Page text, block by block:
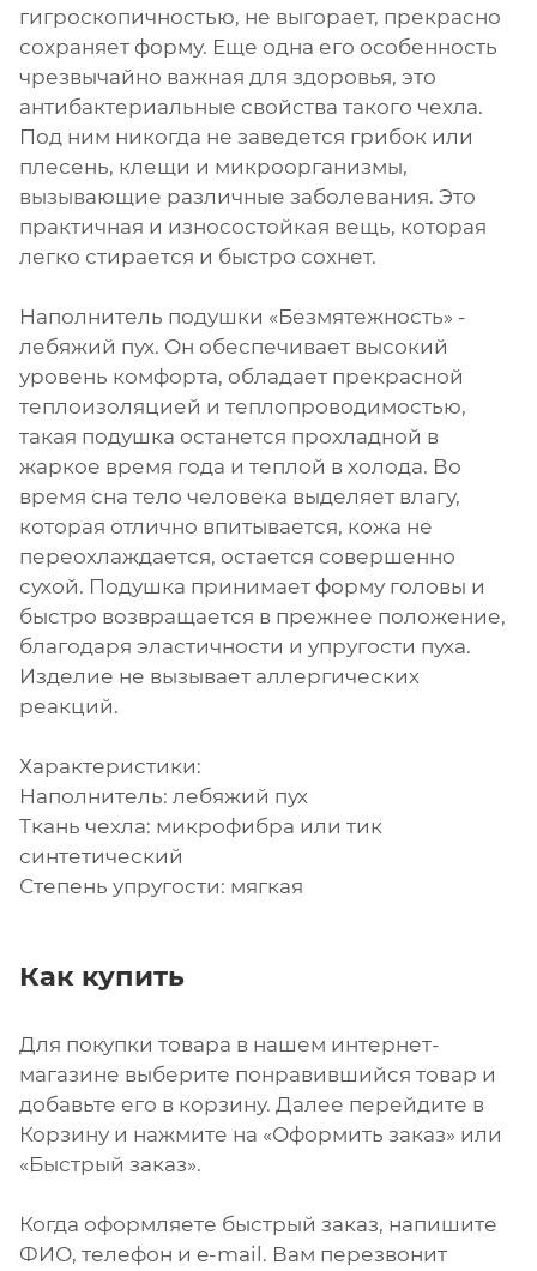
гигроскопичностью, не выгорает, прекрасно
сохраняет форму. Еще одна его особенность
чрезвычайно важная для здоровья, это
антибактериальные свойства такого чехла.
Под ним никогда не заведется грибок или
плесень, клещи и микроорганизмы,
вызывающие различные заболевания. Это
практичная и износостойкая вещь, которая
легко стирается и быстро сохнет.
Наполнитель подушки «Безмятежность» -
лебяжий пух. Он обеспечивает высокий
уровень комфорта, обладает прекрасной
теплоизоляцией и теплопроводимостью,
такая подушка останется прохладной в
жаркое время года и теплой в холода. Во
время сна тело человека выделяет влагу,
которая отлично впитывается, кожа не
переохлаждается, остается совершенно
сухой. Подушка принимает форму головы и
быстро возвращается в прежнее положение,
благодаря эластичности и упругости пуха.
Изделие не вызывает аллергических
реакций.
Характеристики:
Наполнитель: лебяжий пух
Ткань чехла: микрофибра или тик
синтетический
Степень упругости: мягкая
Как купить
Для покупки товара в нашем интернет-
магазине выберите понравившийся товар и
добавьте его в корзину. Далее перейдите в
Корзину и нажмите на «Оформить заказ» или
«Быстрый заказ».
Когда оформляете быстрый заказ, напишите
ФИО, телефон и e-mail. Вам перезвонит